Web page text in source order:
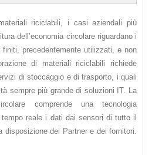
riciclabili, i casi aziendali più
dell’economia circolare riguardano i
precedentemente utilizzati, e non
di materiali riciclabili richiede
di stoccaggio e di trasporto, i quali
sempre più grande di soluzioni IT. La
comprende una tecnologia
reale i dati dai sensori di tutto il
dei Partner e dei fornitori.